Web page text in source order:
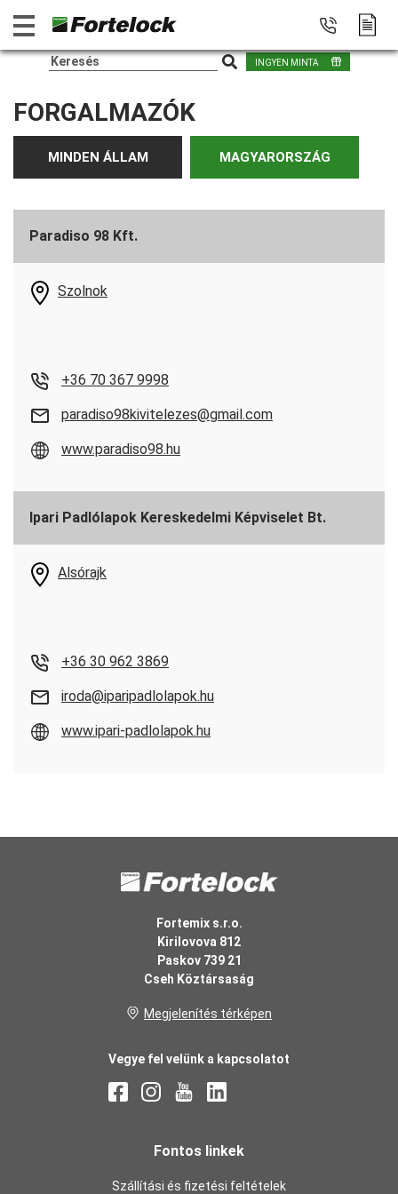
INGYEN MINTA
FORGALMAZÓK
MINDEN ÁLLAM MAGYARORSZÁG
Paradiso 98 Kft.
Szolnok
+36 70 367 9998
paradiso98kivitelezes@gmail.com
www.paradiso98.hu
Ipari Padlólapok Kereskedelmi Képviselet Bt.
Alsórajk
+36 30 962 3869
iroda@iparipadlolapok.hu
www.ipari-padlolapok.hu
Fortemix s.r.o.
Kirilovova 812
Paskov 739 21
Cseh Köztársaság
Megjelenítés térképen
Vegye fel velünk a kapcsolatot
Fontos linkek
Szállítási és fizetési feltételek